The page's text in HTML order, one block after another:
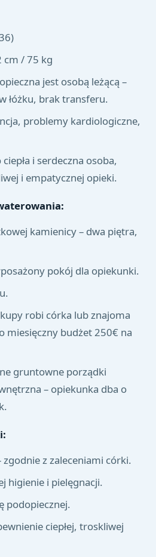
cm / 75 kg
jest osobą leżącą –
łóżku, brak transferu.
problemy kardiologiczne,
i serdeczna osoba,
i empatycznej opieki.
kamienicy – dwa piętra,
pokój dla opiekunki.
robi córka lub znajoma
miesięczny budżet 250€ na
gruntowne porządki
– opiekunka dba o
zgodnie z zaleceniami córki.
higienie i pielęgnacji.
podopiecznej.
ciepłej, troskliwej